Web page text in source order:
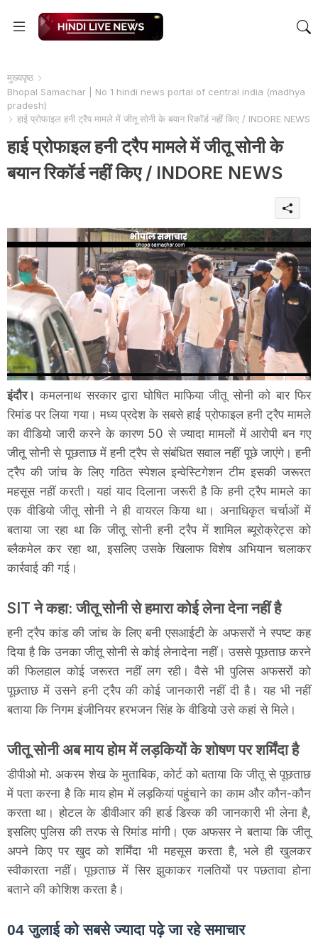
मुख्यपृष्ठ
Bhopal Samachar | No 1 hindi news portal of central india (madhya
pradesh)
हाई प्रोफाइल हनी ट्रैप मामले में जीतू सोनी के बयान रिकॉर्ड नहीं किए / INDORE NEWS
हाई प्रोफाइल हनी ट्रैप मामले में जीतू सोनी के
बयान रिकॉर्ड नहीं किए / INDORE NEWS
इंदौर। कमलनाथ सरकार द्वारा घोषित माफिया जीतू सोनी को बार फिर
रिमांड पर लिया गया। मध्य प्रदेश के सबसे हाई प्रोफाइल हनी ट्रैप मामले
का वीडियो जारी करने के कारण 50 से ज्यादा मामलों में आरोपी बन गए
जीतू सोनी से पूछताछ में हनी ट्रैप से संबंधित सवाल नहीं पूछे जाएंगे। हनी
ट्रैप की जांच के लिए गठित स्पेशल इन्वेस्टिगेशन टीम इसकी जरूरत
महसूस नहीं करती। यहां याद दिलाना जरूरी है कि हनी ट्रैप मामले का
एक वीडियो जीतू सोनी ने ही वायरल किया था। अनाधिकृत चर्चाओं में
बताया जा रहा था कि जीतू सोनी हनी ट्रैप में शामिल ब्यूरोक्रेट्स को
ब्लैकमेल कर रहा था, इसलिए उसके खिलाफ विशेष अभियान चलाकर
कार्रवाई की गई।
SIT ने कहा: जीतू सोनी से हमारा कोई लेना देना नहीं है
हनी ट्रैप कांड की जांच के लिए बनी एसआईटी के अफसरों ने स्पष्ट कह
दिया है कि उनका जीतू सोनी से कोई लेनादेना नहीं। उससे पूछताछ करने
की फिलहाल कोई जरूरत नहीं लग रही। वैसे भी पुलिस अफसरों को
पूछताछ में उसने हनी ट्रैप की कोई जानकारी नहीं दी है। यह भी नहीं
बताया कि निगम इंजीनियर हरभजन सिंह के वीडियो उसे कहां से मिले।
जीतू सोनी अब माय होम में लड़कियों के शोषण पर शर्मिंदा है
डीपीओ मो. अकरम शेख के मुताबिक, कोर्ट को बताया कि जीतू से पूछताछ
में पता करना है कि माय होम में लड़कियां पहुंचाने का काम और कौन-कौन
करता था। होटल के डीवीआर की हार्ड डिस्क की जानकारी भी लेना है,
इसलिए पुलिस की तरफ से रिमांड मांगी। एक अफसर ने बताया कि जीतू
अपने किए पर खुद को शर्मिंदा भी महसूस करता है, भले ही खुलकर
स्वीकारता नहीं। पूछताछ में सिर झुकाकर गलतियों पर पछतावा होना
बताने की कोशिश करता है।
04 जुलाई को सबसे ज्यादा पढ़े जा रहे समाचार